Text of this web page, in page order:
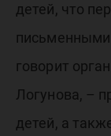
детей, что
письменными
говорит
Логунова, –
детей, а